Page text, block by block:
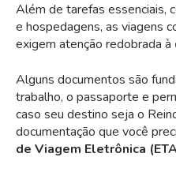
Além de tarefas essenciais,
e hospedagens, as viagens
exigem atenção redobrada à
Alguns documentos são
trabalho, o passaporte e
caso seu destino seja o
documentação que você
de Viagem Eletrônica